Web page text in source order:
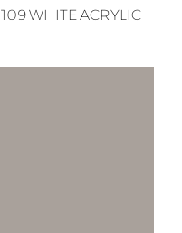
109 WHITE ACRYLIC